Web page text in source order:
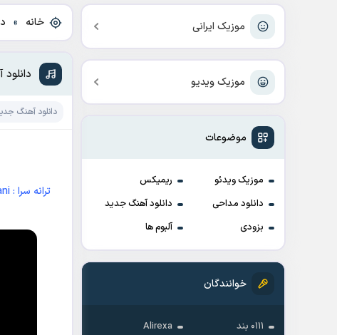
موزیک ایرانی
موزیک ویدیو
موضوعات
موزیک ویدئو
ریمیکس
دانلود مداحی
دانلود آهنگ جدید
بزودی
آلبوم ها
خوانندگان
۰۱۱۱ بند
Alirexa
خانه »
دانلود آهنگ
ترانه سرا : Farzneh Zamani